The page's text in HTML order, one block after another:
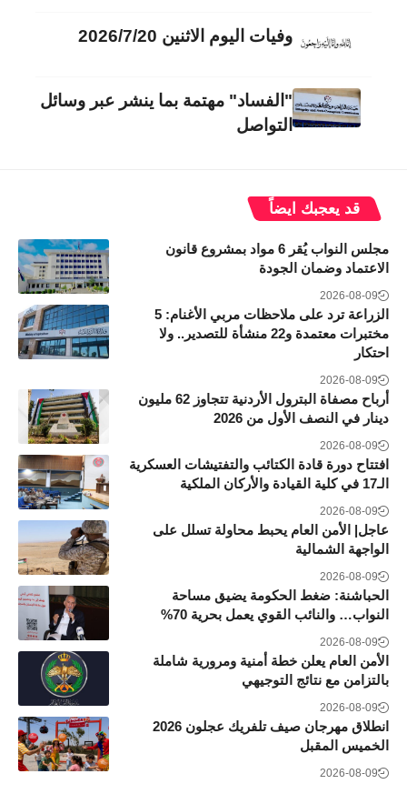
وفيات اليوم الاثنين 2026/7/20
"الفساد" مهتمة بما ينشر عبر وسائل
التواصل
قد يعجبك ايضاً
مجلس النواب يُقر 6 مواد بمشروع قانون
الاعتماد وضمان الجودة
2026-08-09
الزراعة ترد على ملاحظات مربي الأغنام: 5
مختبرات معتمدة و22 منشأة للتصدير.. ولا
احتكار
2026-08-09
أرباح مصفاة البترول الأردنية تتجاوز 62 مليون
دينار في النصف الأول من 2026
2026-08-09
افتتاح دورة قادة الكتائب والتفتيشات العسكرية
الـ17 في كلية القيادة والأركان الملكية
2026-08-09
عاجل| الأمن العام يحبط محاولة تسلل على
الواجهة الشمالية
2026-08-09
الحباشنة: ضغط الحكومة يضيق مساحة
النواب… والنائب القوي يعمل بحرية 70%
2026-08-09
الأمن العام يعلن خطة أمنية ومرورية شاملة
بالتزامن مع نتائج التوجيهي
2026-08-09
انطلاق مهرجان صيف تلفريك عجلون 2026
الخميس المقبل
2026-08-09